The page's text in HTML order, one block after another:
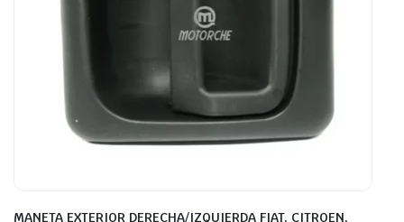
MANETA EXTERIOR DERECHA/IZQUIERDA FIAT, CITROEN,